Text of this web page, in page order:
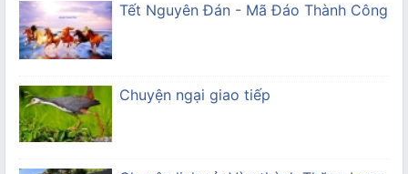
Tết Nguyên Đán - Mã Đáo Thành Công
Chuyện ngại giao tiếp